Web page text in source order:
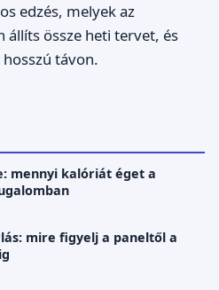
edzés, melyek az
össze heti tervet, és
távon.
mennyi kalóriát éget a
mire figyelj a paneltől a